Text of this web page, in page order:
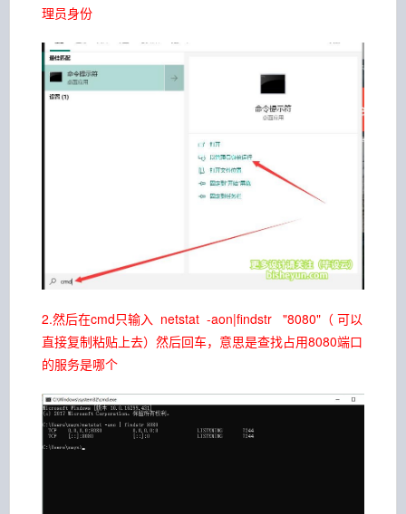
理员身份
2.然后在cmd只输入 netstat -aon|findstr "8080"（ 可以
直接复制粘贴上去）然后回车，意思是查找占用8080端口
的服务是哪个